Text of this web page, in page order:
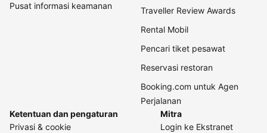
Pusat informasi keamanan
Traveller Review Awards
Rental Mobil
Pencari tiket pesawat
Reservasi restoran
Booking.com untuk Agen
Perjalanan
Ketentuan dan pengaturan
Privasi & cookie
Mitra
Login ke Ekstranet